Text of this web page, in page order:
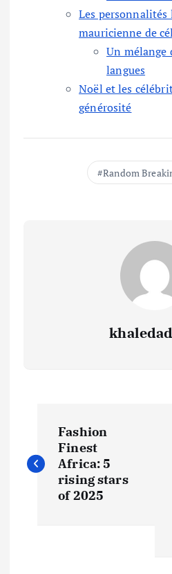
Les
mauricienne de
Un mélange
langues
Noël et les
générosité
Random
o
Fashion
Finest
Africa: 5
rising stars
of 2025